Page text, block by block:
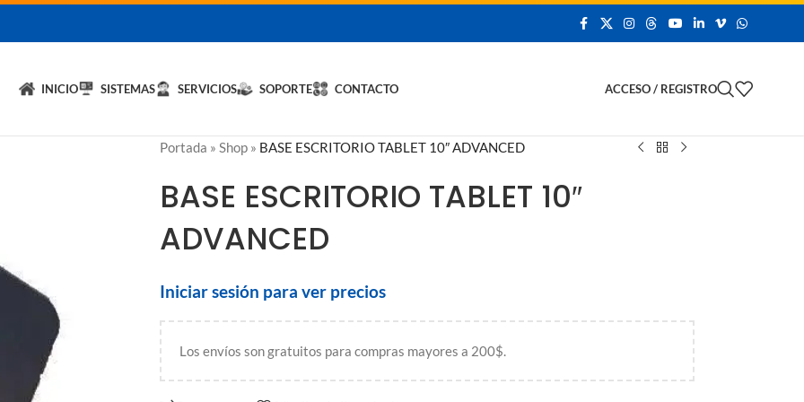
INICIO SISTEMAS SERVICIOS SOPORTE CONTACTO ACCESO / REGISTRO
Portada » Shop» BASE ESCRITORIO TABLET 10″ ADVANCED
BASE ESCRITORIO TABLET 10″
ADVANCED
Iniciar sesión para ver precios
Los envíos son gratuitos para compras mayores a 200$.